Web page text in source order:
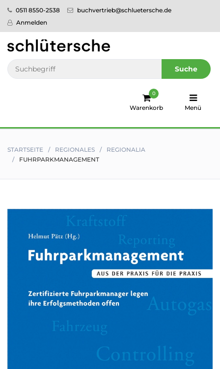
0511 8550-2538
buchvertrieb@schluetersche.de
Anmelden
Suche
Warenkorb
0
Menü
Pflege
Veterinär­
medizin
humboldt
Sale!
STARTSEITE REGIONALES
REGIONALIA
FUHRPARKMANAGEMENT